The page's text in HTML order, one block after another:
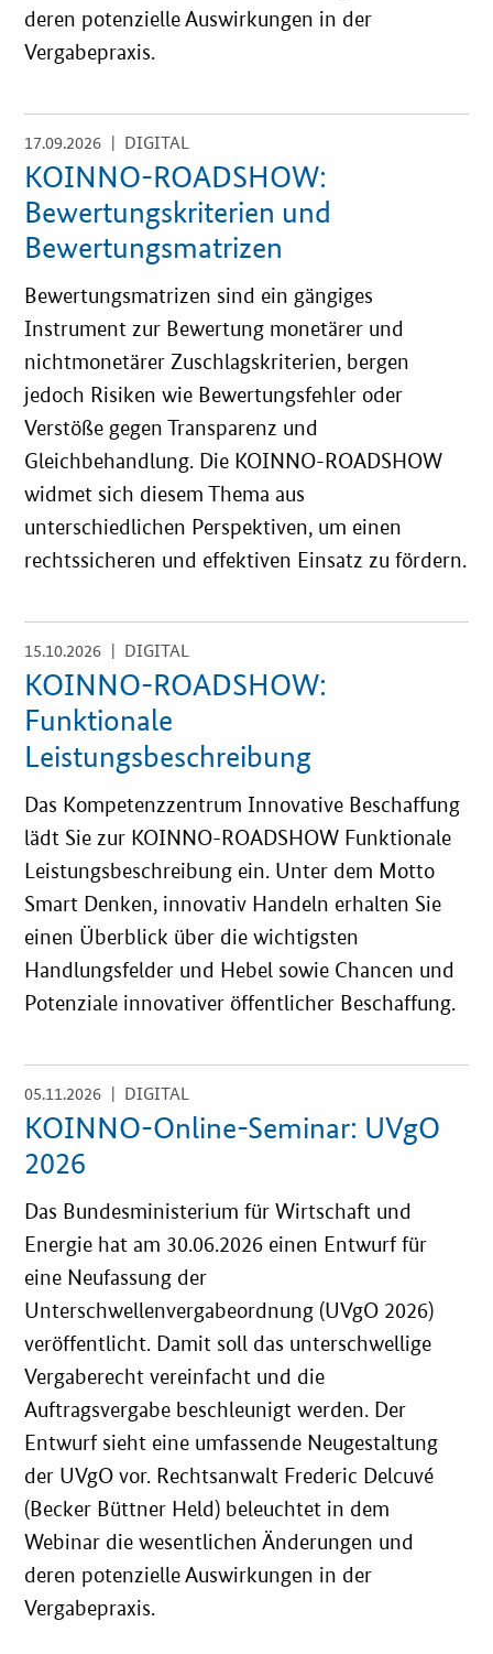
Praxisbeispiele
Playbook
Zertifizierung
EU-Förderung
Aktuelles
Fördermöglichkeiten
Service und Kontakt
Praxisbeispiele
Downloads
Newsletter
Veranstaltungen
deren potenzielle Auswirkungen in der
Vergabepraxis.
17.09.2026 | DIGITAL
KOINNO-ROADSHOW:
Bewertungskriterien und
Bewertungsmatrizen
Bewertungsmatrizen sind ein gängiges
Instrument zur Bewertung monetärer und
nichtmonetärer Zuschlagskriterien, bergen
jedoch Risiken wie Bewertungsfehler oder
Verstöße gegen Transparenz und
Gleichbehandlung. Die KOINNO-ROADSHOW
widmet sich diesem Thema aus
unterschiedlichen Perspektiven, um einen
rechtssicheren und effektiven Einsatz zu fördern.
Öffnet
Einzelsicht
15.10.2026 | DIGITAL
KOINNO-ROADSHOW:
Funktionale
Leistungsbeschreibung
Das Kompetenzzentrum Innovative Beschaffung
lädt Sie zur KOINNO-ROADSHOW Funktionale
Leistungsbeschreibung ein. Unter dem Motto
Smart Denken, innovativ Handeln erhalten Sie
einen Überblick über die wichtigsten
Handlungsfelder und Hebel sowie Chancen und
Potenziale innovativer öffentlicher Beschaffung.
Öffnet
Einzelsicht
05.11.2026 | DIGITAL
KOINNO-Online-Seminar: UVgO
2026
Das Bundesministerium für Wirtschaft und
Energie hat am 30.06.2026 einen Entwurf für
eine Neufassung der
Unterschwellenvergabeordnung (UVgO 2026)
veröffentlicht. Damit soll das unterschwellige
Vergaberecht vereinfacht und die
Auftragsvergabe beschleunigt werden. Der
Entwurf sieht eine umfassende Neugestaltung
der UVgO vor. Rechtsanwalt Frederic Delcuvé
(Becker Büttner Held) beleuchtet in dem
Webinar die wesentlichen Änderungen und
deren potenzielle Auswirkungen in der
Vergabepraxis.
Öffnet
Einzelsicht